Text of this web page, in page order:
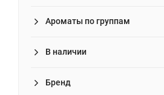
Ароматы по группам
В наличии
Бренд